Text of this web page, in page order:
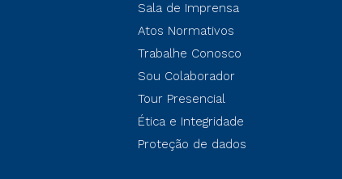
Sala de Imprensa
Atos Normativos
Trabalhe Conosco
Sou Colaborador
Tour Presencial
Ética e Integridade
Proteção de dados